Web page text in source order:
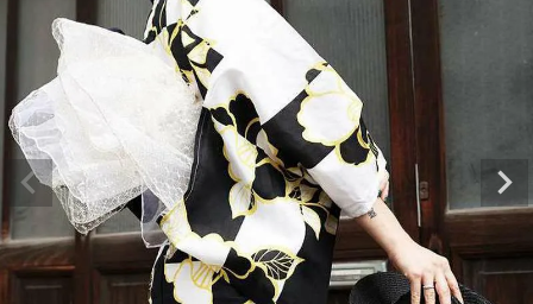
＝ボムシェル】はダンス衣装専門ブランド。
衣装ならお任せ！オリジナル衣装やダンス衣装のトータル
ィネートのご提案。 ボムシェルならではの最新で斬新な
えをお届け。 撮影で使用してる小物や靴などダンサー必
ーデはイメージしやすく、全てボムシェルでご購入可能。
とは差別化出来るしっかりした衣装のご提案はダンサー
ージ映えを全力で応援してます。
【B/
「これど
好き女子
レッスン
シルエット
ンなど、
ゃれ女子